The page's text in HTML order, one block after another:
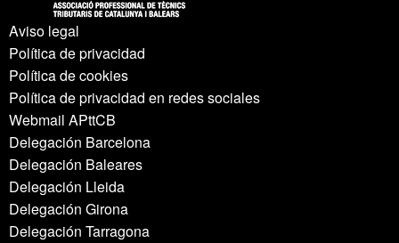
Aviso legal
Política de privacidad
Política de cookies
Política de privacidad en redes sociales
Webmail APttCB
Delegación Barcelona
Delegación Baleares
Delegación Lleida
Delegación Girona
Delegación Tarragona